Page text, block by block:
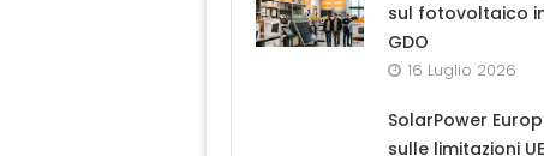
sul fotovoltaico
GDO
16 Luglio 2026
SolarPower
sulle limitazioni